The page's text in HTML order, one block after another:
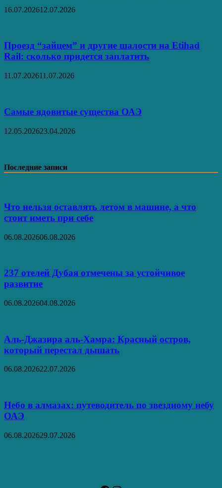
16.07.202612.07.2026
Проезд “зайцем” и другие шалости на Etihad
Rail: сколько придется заплатить
11.07.202611.07.2026
Самые ядовитые существа ОАЭ
12.05.202623.04.2026
Последние записи
Что нельзя оставлять летом в машине, а что
стоит иметь при себе
06.08.202606.08.2026
237 отелей Дубая отмечены за устойчивое
развитие
06.08.202604.08.2026
Аль‑Джазира аль‑Хамра: Красный остров,
который перестал дышать
06.08.202622.07.2026
Небо в алмазах: путеводитель по звездному небу
ОАЭ
06.08.202629.07.2026